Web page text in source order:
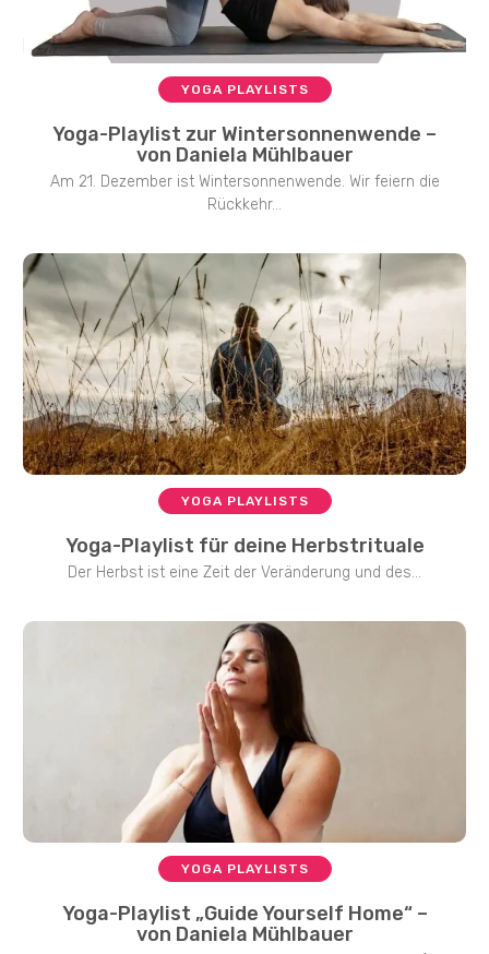
YOGA PLAYLISTS
Yoga-Playlist zur Wintersonnenwende –
von Daniela Mühlbauer
Am 21. Dezember ist Wintersonnenwende. Wir feiern die
Rückkehr...
YOGA PLAYLISTS
Yoga-Playlist für deine Herbstrituale
Der Herbst ist eine Zeit der Veränderung und des...
YOGA PLAYLISTS
Yoga-Playlist „Guide Yourself Home“ –
von Daniela Mühlbauer